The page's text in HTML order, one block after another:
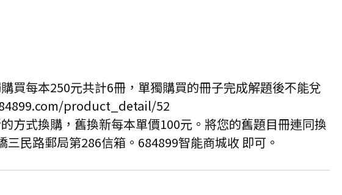
買每本250元共計6冊，單獨購買的冊子完成解題後不能兌
product_detail/52
方式換購，舊換新每本單價100元。將您的舊題目冊連同換
民路郵局第286信箱。684899智能商城收 即可。